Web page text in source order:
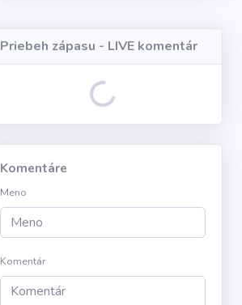
Priebeh zápasu - LIVE komentár
Loading...
Komentáre
Meno
Komentár